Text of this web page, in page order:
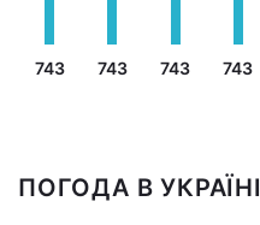
743 743 743 743
ПОГОДА В УКРАЇНІ